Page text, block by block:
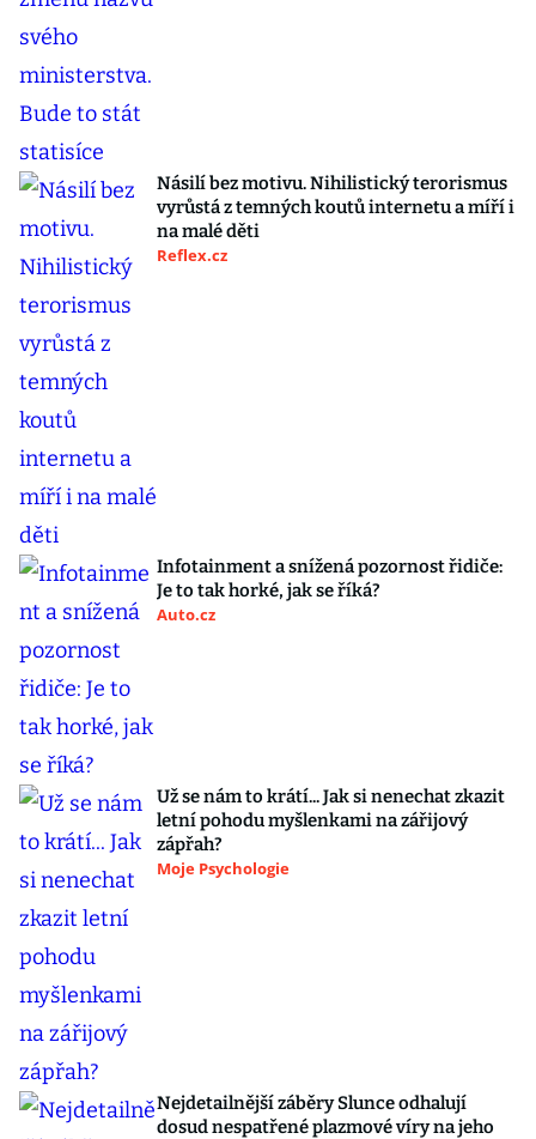
Násilí bez motivu. Nihilistický terorismus
vyrůstá z temných koutů internetu a míří i
na malé děti
Reflex.cz
Infotainment a snížená pozornost řidiče:
Je to tak horké, jak se říká?
Auto.cz
Už se nám to krátí... Jak si nenechat zkazit
letní pohodu myšlenkami na zářijový
zápřah?
Moje Psychologie
Nejdetailnější záběry Slunce odhalují
dosud nespatřené plazmové víry na jeho